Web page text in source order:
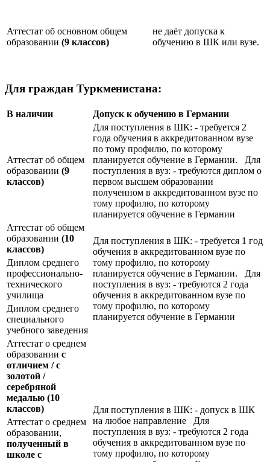
Аттестат об основном общем
образовании (9 классов)
не даёт допуска к
обучению в ШК или вузе.
Для граждан Туркменистана:
В наличии Допуск к обучению в Германии
Аттестат об общем
образовании (9
классов)
Для поступления в ШК: - требуется 2
года обучения в аккредитованном вузе
по тому профилю, по которому
планируется обучение в Германии. Для
поступления в вуз: - требуются диплом о
первом высшем образовании
полученном в аккредитованном вузе по
тому профилю, по которому
планируется обучение в Германии
Аттестат об общем
образовании (10
классов)
Для поступления в ШК: - требуется 1 год
обучения в аккредитованном вузе по
тому профилю, по которому
планируется обучение в Германии. Для
поступления в вуз: - требуются 2 года
обучения в аккредитованном вузе по
тому профилю, по которому
планируется обучение в Германии
Диплом среднего
профессионально-
технического
училища
Диплом среднего
специального
учебного заведения
Аттестат о среднем
образовании с
отличием / с
золотой /
серебряной
медалью (10
классов)
Для поступления в ШК: - допуск в ШК
на любое направление Для
поступления в вуз: - требуются 2 года
обучения в аккредитованном вузе по
тому профилю, по которому
Аттестат о среднем
образовании,
полученный в
школе с